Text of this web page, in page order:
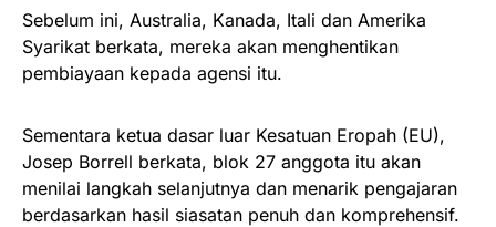
Sebelum ini, Australia, Kanada, Itali dan Amerika
Syarikat berkata, mereka akan menghentikan
pembiayaan kepada agensi itu.
Sementara ketua dasar luar Kesatuan Eropah (EU),
Josep Borrell berkata, blok 27 anggota itu akan
menilai langkah selanjutnya dan menarik pengajaran
berdasarkan hasil siasatan penuh dan komprehensif.